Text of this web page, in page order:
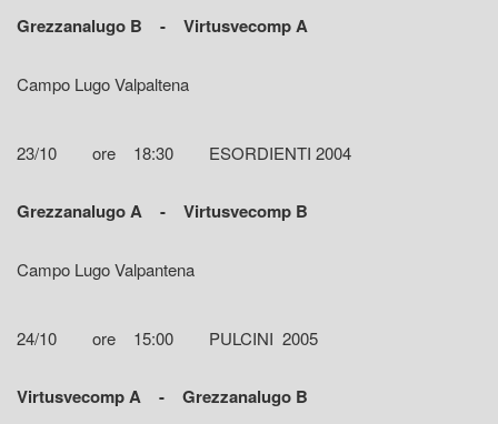
Grezzanalugo B - Virtusvecomp A
Campo Lugo Valpaltena
23/10 ore 18:30 ESORDIENTI 2004
Grezzanalugo A - Virtusvecomp B
Campo Lugo Valpantena
24/10 ore 15:00 PULCINI 2005
Virtusvecomp A - Grezzanalugo B